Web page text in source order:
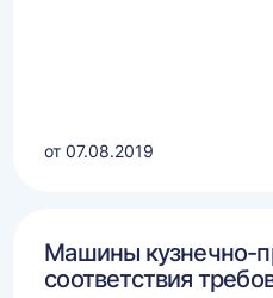
от 07.08.2019
Машины кузнечно-
соответствия